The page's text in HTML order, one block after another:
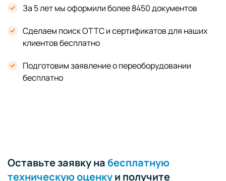
За 5 лет мы оформили более 8450 документов
Сделаем поиск ОТТС и сертификатов для наших
клиентов бесплатно
Подготовим заявление о переоборудовании
бесплатно
Оставьте заявку набесплатную
техническую оценкуи получите